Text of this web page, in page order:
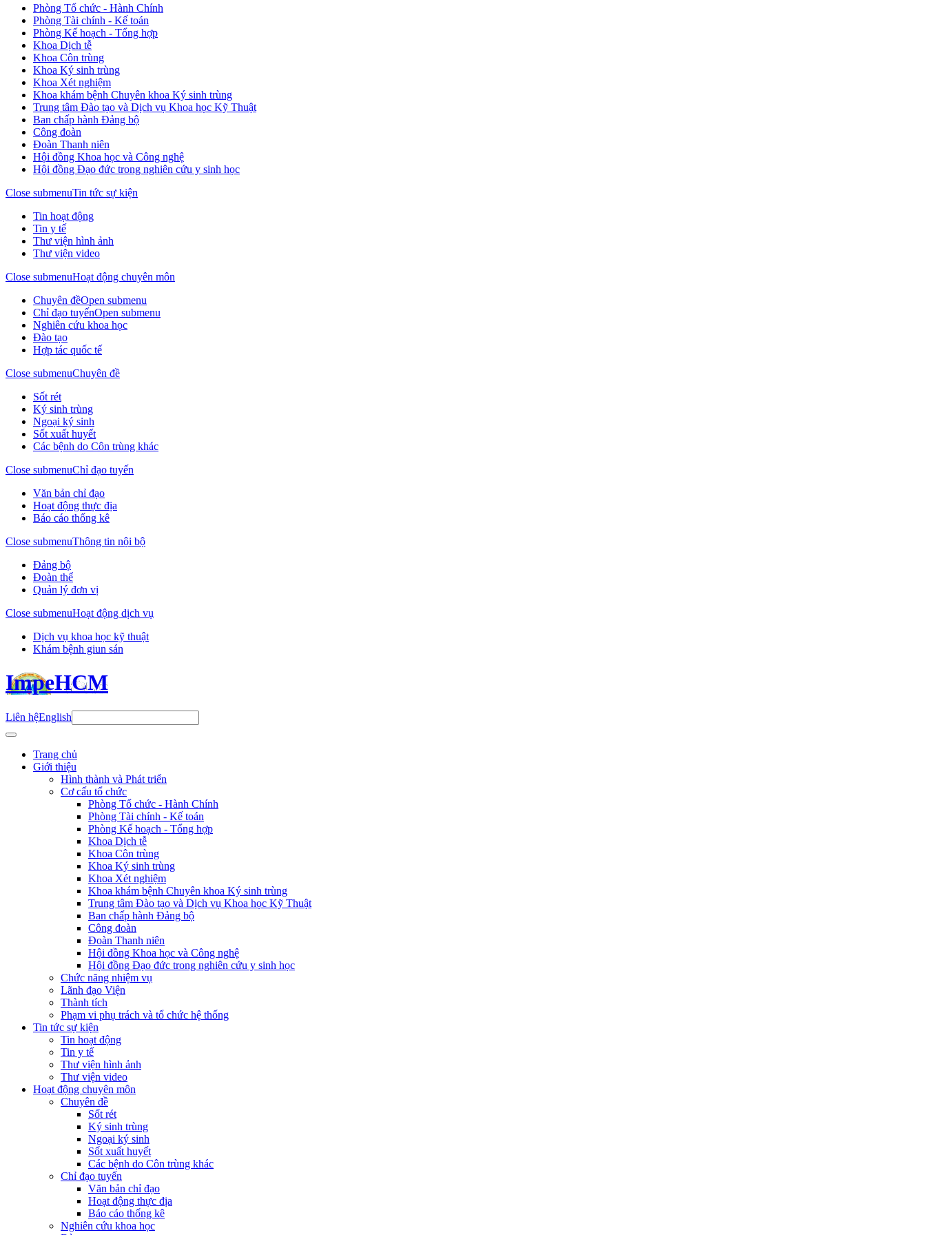
Phòng Tổ chức - Hành Chính
Phòng Tài chính - Kế toán
Phòng Kế hoạch - Tổng hợp
Khoa Dịch tễ
Khoa Côn trùng
Khoa Ký sinh trùng
Khoa Xét nghiệm
Khoa khám bệnh Chuyên khoa Ký sinh trùng
Trung tâm Đào tạo và Dịch vụ Khoa học Kỹ Thuật
Ban chấp hành Đảng bộ
Công đoàn
Đoàn Thanh niên
Hội đồng Khoa học và Công nghệ
Hội đồng Đạo đức trong nghiên cứu y sinh học
Close submenuTin tức sự kiện
Tin hoạt động
Tin y tế
Thư viện hình ảnh
Thư viện video
Close submenuHoạt động chuyên môn
Chuyên đềOpen submenu
Chỉ đạo tuyếnOpen submenu
Nghiên cứu khoa học
Đào tạo
Hợp tác quốc tế
Close submenuChuyên đề
Sốt rét
Ký sinh trùng
Ngoại ký sinh
Sốt xuất huyết
Các bệnh do Côn trùng khác
Close submenuChỉ đạo tuyến
Văn bản chỉ đạo
Hoạt động thực địa
Báo cáo thống kê
Close submenuThông tin nội bộ
Đảng bộ
Đoàn thể
Quản lý đơn vị
Close submenuHoạt động dịch vụ
Dịch vụ khoa học kỹ thuật
Khám bệnh giun sán
ImpeHCM
Liên hệEnglish
Trang chủ
Giới thiệu
Hình thành và Phát triển
Cơ cấu tổ chức
Phòng Tổ chức - Hành Chính
Phòng Tài chính - Kế toán
Phòng Kế hoạch - Tổng hợp
Khoa Dịch tễ
Khoa Côn trùng
Khoa Ký sinh trùng
Khoa Xét nghiệm
Khoa khám bệnh Chuyên khoa Ký sinh trùng
Trung tâm Đào tạo và Dịch vụ Khoa học Kỹ Thuật
Ban chấp hành Đảng bộ
Công đoàn
Đoàn Thanh niên
Hội đồng Khoa học và Công nghệ
Hội đồng Đạo đức trong nghiên cứu y sinh học
Chức năng nhiệm vụ
Lãnh đạo Viện
Thành tích
Phạm vi phụ trách và tổ chức hệ thống
Tin tức sự kiện
Tin hoạt động
Tin y tế
Thư viện hình ảnh
Thư viện video
Hoạt động chuyên môn
Chuyên đề
Sốt rét
Ký sinh trùng
Ngoại ký sinh
Sốt xuất huyết
Các bệnh do Côn trùng khác
Chỉ đạo tuyến
Văn bản chỉ đạo
Hoạt động thực địa
Báo cáo thống kê
Nghiên cứu khoa học